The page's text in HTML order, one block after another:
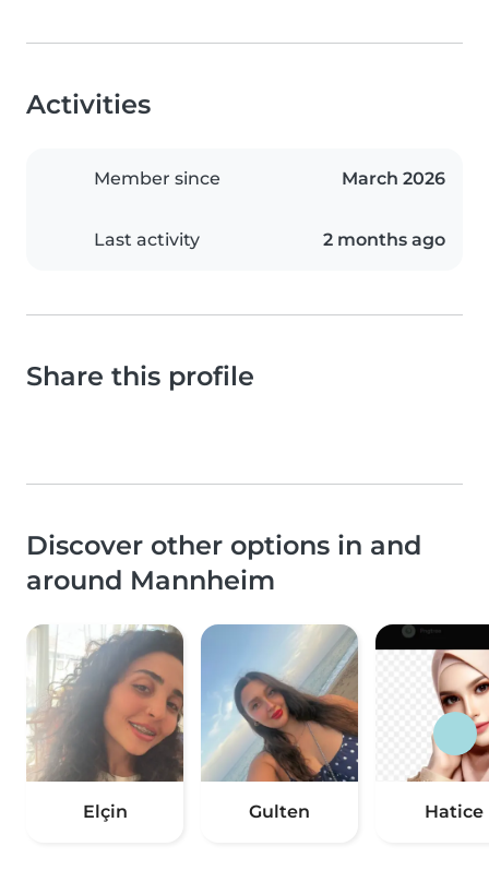
Activities
Member since March 2026
Last activity 2 months ago
Share this profile
Discover other options in and
around Mannheim
Elçin Gulten Hatice